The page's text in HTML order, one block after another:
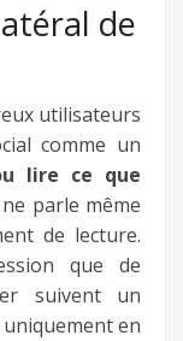
de
utilisateurs
comme un
lire ce que
ne parle même
de lecture.
que de
suivent un
en